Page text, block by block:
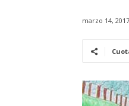
marzo 14, 2017